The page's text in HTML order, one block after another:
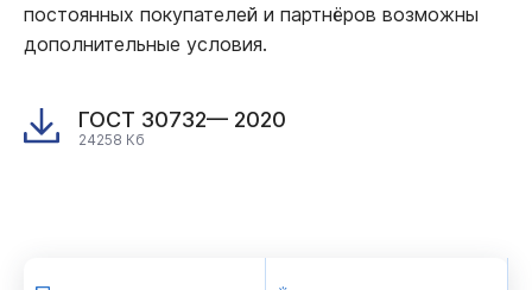
постоянных покупателей и партнёров возможны
дополнительные условия.
ГОСТ 30732— 2020
24258 Кб